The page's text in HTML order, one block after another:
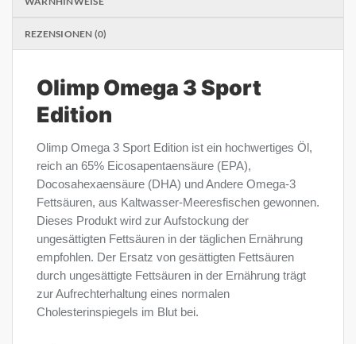
REZENSIONEN (0)
Olimp Omega 3 Sport
Edition
Olimp Omega 3 Sport Edition ist ein hochwertiges Öl,
reich an 65% Eicosapentaensäure (EPA),
Docosahexaensäure (DHA) und Andere Omega-3
Fettsäuren, aus Kaltwasser-Meeresfischen gewonnen.
Dieses Produkt wird zur Aufstockung der
ungesättigten Fettsäuren in der täglichen Ernährung
empfohlen. Der Ersatz von gesättigten Fettsäuren
durch ungesättigte Fettsäuren in der Ernährung trägt
zur Aufrechterhaltung eines normalen
Cholesterinspiegels im Blut bei.